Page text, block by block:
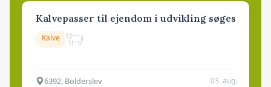
Kalvepasser til ejendom i udvikling søges
Kalve
6392, Bolderslev 03. aug.